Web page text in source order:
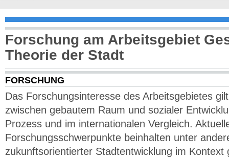
Forschung am Arbeitsgebiet
Theorie der Stadt
FORSCHUNG
Das Forschungsinteresse des Arbeitsgebietes
zwischen gebautem Raum und sozialer
Prozess und im internationalen Vergleich.
Forschungsschwerpunkte beinhalten unter
zukunftsorientierter Stadtentwicklung im Kontext